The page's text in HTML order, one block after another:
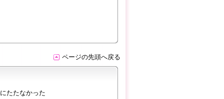
ページの先頭へ戻る
たたなかった